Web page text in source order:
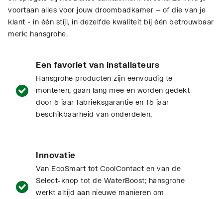
voortaan alles voor jouw droombadkamer – of die van je
klant - in één stijl, in dezelfde kwaliteit bij één betrouwbaar
merk: hansgrohe.
Een favoriet van installateurs
Hansgrohe producten zijn eenvoudig te
monteren, gaan lang mee en worden gedekt
door 5 jaar fabrieksgarantie en 15 jaar
beschikbaarheid van onderdelen.
Innovatie
Van EcoSmart tot CoolContact en van de
Select-knop tot de WaterBoost; hansgrohe
werkt altijd aan nieuwe manieren om